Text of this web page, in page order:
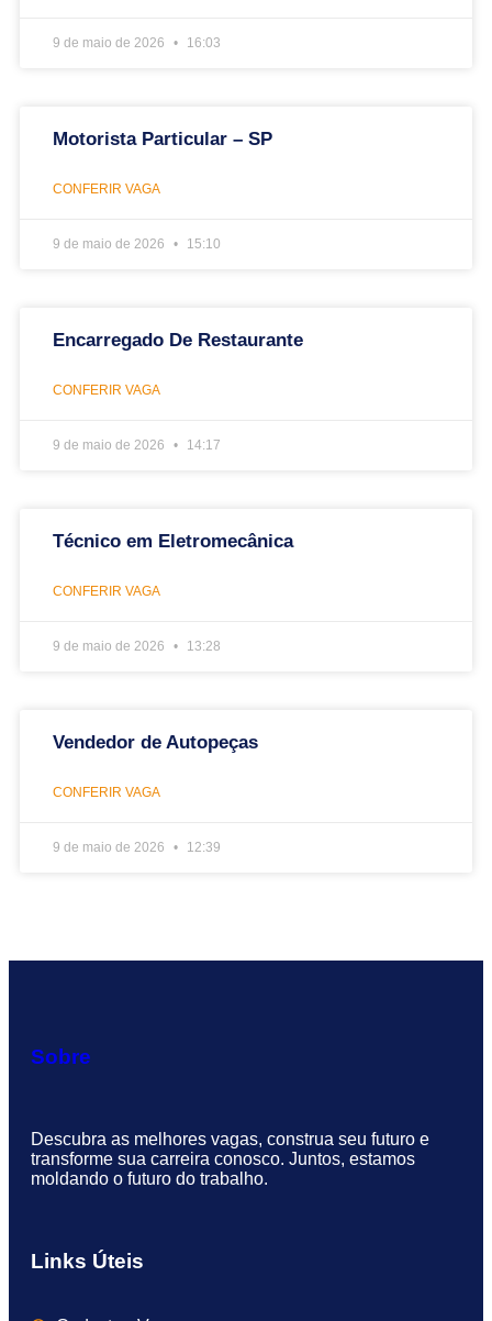
9 de maio de 2026 16:03
Motorista Particular – SP
CONFERIR VAGA
9 de maio de 2026 15:10
Encarregado De Restaurante
CONFERIR VAGA
9 de maio de 2026 14:17
Técnico em Eletromecânica
CONFERIR VAGA
9 de maio de 2026 13:28
Vendedor de Autopeças
CONFERIR VAGA
9 de maio de 2026 12:39
Sobre
Descubra as melhores vagas, construa seu futuro e
transforme sua carreira conosco. Juntos, estamos
moldando o futuro do trabalho.
Links Úteis